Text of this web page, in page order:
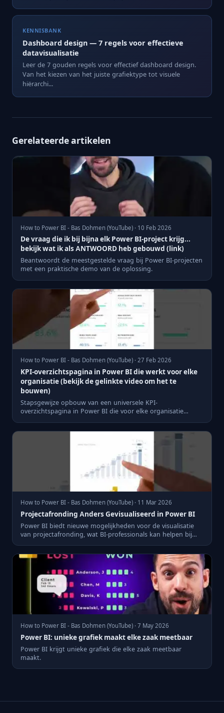
KENNISBANK
Dashboard design — 7 regels voor effectieve
datavisualisatie
Leer de 7 gouden regels voor effectief dashboard design.
Van het kiezen van het juiste grafiektype tot visuele
hiërarchi...
Gerelateerde artikelen
How to Power BI - Bas Dohmen (YouTube) · 10 Feb 2026
De vraag die ik bij bijna elk Power BI-project krijg...
bekijk wat ik als ANTWOORD heb gebouwd (link)
Beantwoordt de meestgestelde vraag bij Power BI-projecten
met een praktische demo van de oplossing.
How to Power BI - Bas Dohmen (YouTube) · 27 Feb 2026
KPI-overzichtspagina in Power BI die werkt voor elke
organisatie (bekijk de gelinkte video om het te
bouwen)
Stapsgewijze opbouw van een universele KPI-
overzichtspagina in Power BI die voor elke organisatie
How to Power BI - Bas Dohmen (YouTube) · 11 Mar 2026
Projectafronding Anders Gevisualiseerd in Power BI
Power BI biedt nieuwe mogelijkheden voor de visualisatie
van projectafronding, wat BI-professionals kan helpen bij
How to Power BI - Bas Dohmen (YouTube) · 7 May 2026
Power BI: unieke grafiek maakt elke zaak meetbaar
Power BI krijgt unieke grafiek die elke zaak meetbaar
maakt.